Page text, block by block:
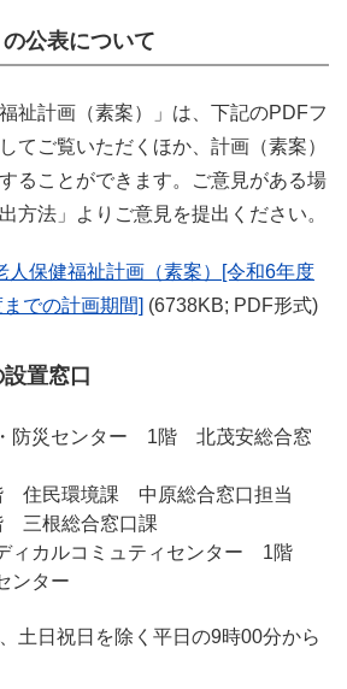
公表について
祉計画（素案）」は、下記のPDFフ
てご覧いただくほか、計画（素案）
ることができます。
ご意見がある場
方法」よりご意見を提出ください。
人保健福祉計画（素案）[令和6年度
での計画期間] (6738KB; PDF形式)
置窓口
防災センター 1階 北茂安総合窓
住民環境課 中原総合窓口担当
三根総合窓口課
ィカルコミュティセンター 1階
ンター
土日祝日を除く平日の9時00分から